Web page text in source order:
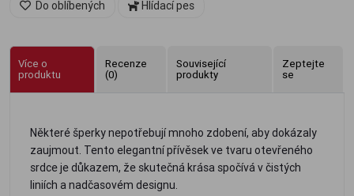
Do oblíbených Hlídací pes
Více o
produktu
Recenze
(0)
Související
produkty
Zeptejte
se
Některé šperky nepotřebují mnoho zdobení, aby dokázaly
zaujmout. Tento elegantní přívěsek ve tvaru otevřeného
srdce je důkazem, že skutečná krása spočívá v čistých
liniích a nadčasovém designu.